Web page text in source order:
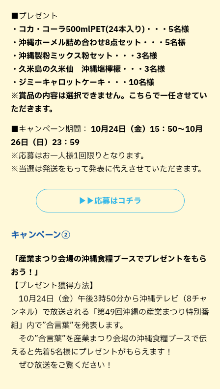
■プレゼント
・コカ・コーラ500mlPET(24本入り)・・・5名様
・沖縄ホーメル詰め合わせ8点セット・・・5名様
・沖縄製粉ミックス粉セット・・・3名様
・久米島の久米仙 沖縄塩檸檬・・・3名様
・ジミーキャロットケーキ・・・10名様
※賞品の内容は選択できません。こちらで一任させてい
ただきます。
■キャンペーン期間： 10月24日（金）15：50～10月
26日（日）23：59
※応募はお一人様1回限りとなります。
※当選は発送をもって発表に代えさせていただきます。
▶▶応募はコチラ
キャンペーン②
「産業まつり会場の沖縄食糧ブースでプレゼントをもら
おう！」
【プレゼント獲得方法】
10月24日（金）午後3時50分から沖縄テレビ（8チャ
ンネル）で放送される「第49回沖縄の産業まつり特別番
組」内で”合言葉”を発表します。
その”合言葉”を産業まつり会場の沖縄食糧ブースで伝
えると先着5名様にプレゼントがもらえます！
ぜひ放送をご覧ください！